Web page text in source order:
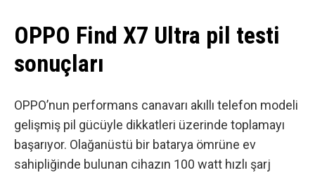
OPPO Find X7 Ultra pil testi
sonuçları
OPPO’nun performans canavarı akıllı telefon modeli
gelişmiş pil gücüyle dikkatleri üzerinde toplamayı
başarıyor. Olağanüstü bir batarya ömrüne ev
sahipliğinde bulunan cihazın 100 watt hızlı şarj